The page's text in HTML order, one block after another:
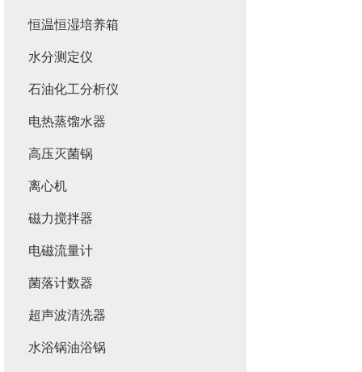
恒温恒湿培养箱
水分测定仪
石油化工分析仪
电热蒸馏水器
高压灭菌锅
离心机
磁力搅拌器
电磁流量计
菌落计数器
超声波清洗器
水浴锅油浴锅